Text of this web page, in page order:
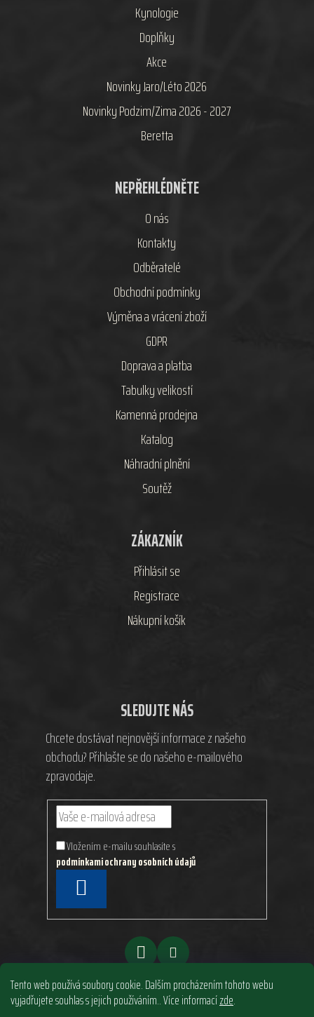
Tento web používá soubory cookie. Dalším procházením tohoto webu
vyjadřujete souhlas s jejich používáním.. Více informacízde.
Kynologie
Doplňky
Akce
Novinky Jaro/Léto 2026
Novinky Podzim/Zima 2026 - 2027
Beretta
NEPŘEHLÉDNĚTE
O nás
Kontakty
Odběratelé
Obchodní podmínky
Výměna a vrácení zboží
GDPR
Doprava a platba
Tabulky velikostí
Kamenná prodejna
Katalog
Náhradní plnění
Soutěž
ZÁKAZNÍK
Přihlásit se
Registrace
Nákupní košík
SLEDUJTE NÁS
Chcete dostávat nejnovější informace z našeho
obchodu? Přihlašte se do našeho e-mailového
zpravodaje.
Vložením e-mailu souhlasíte s
podmínkami ochrany osobních údajů
SE